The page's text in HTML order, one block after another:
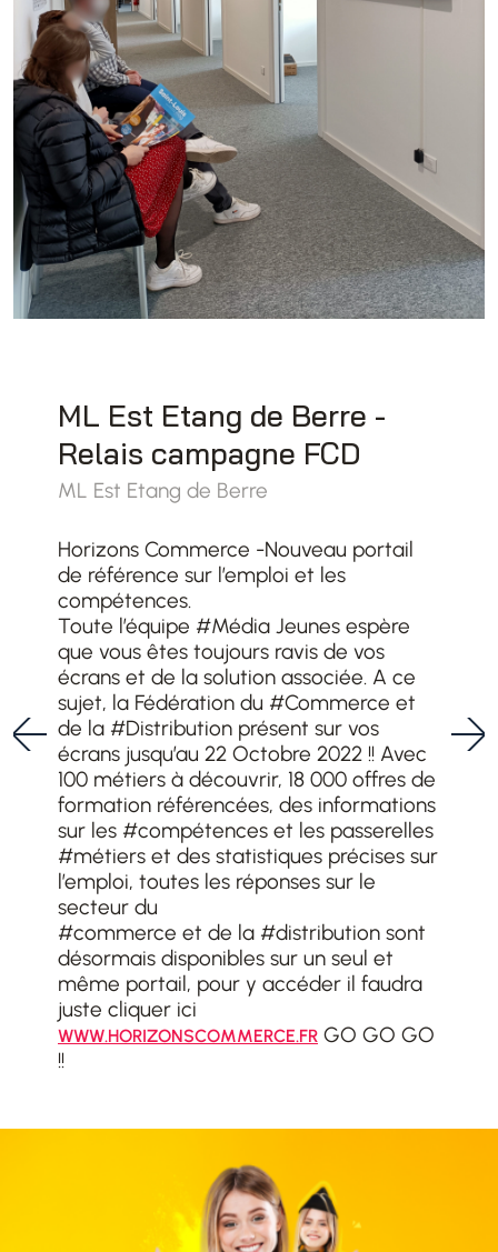
ML Est Etang de Berre -
Relais campagne FCD
ML Est Etang de Berre
Horizons Commerce -Nouveau portail
de référence sur l’emploi et les
compétences.
Toute l’équipe #Média Jeunes espère
que vous êtes toujours ravis de vos
écrans et de la solution associée. A ce
sujet, la Fédération du #Commerce et
de la #Distribution présent sur vos
écrans jusqu’au 22 Octobre 2022 !! Avec
100 métiers à découvrir, 18 000 offres de
formation référencées, des informations
sur les #compétences et les passerelles
#métiers et des statistiques précises sur
l’emploi, toutes les réponses sur le
secteur du
#commerce et de la #distribution sont
désormais disponibles sur un seul et
même portail, pour y accéder il faudra
juste cliquer ici
WWW.HORIZONSCOMMERCE.FR GO GO GO
!!